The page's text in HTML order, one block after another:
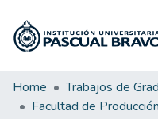
Communities & Collections
All of DSpace
Home Trabajos de